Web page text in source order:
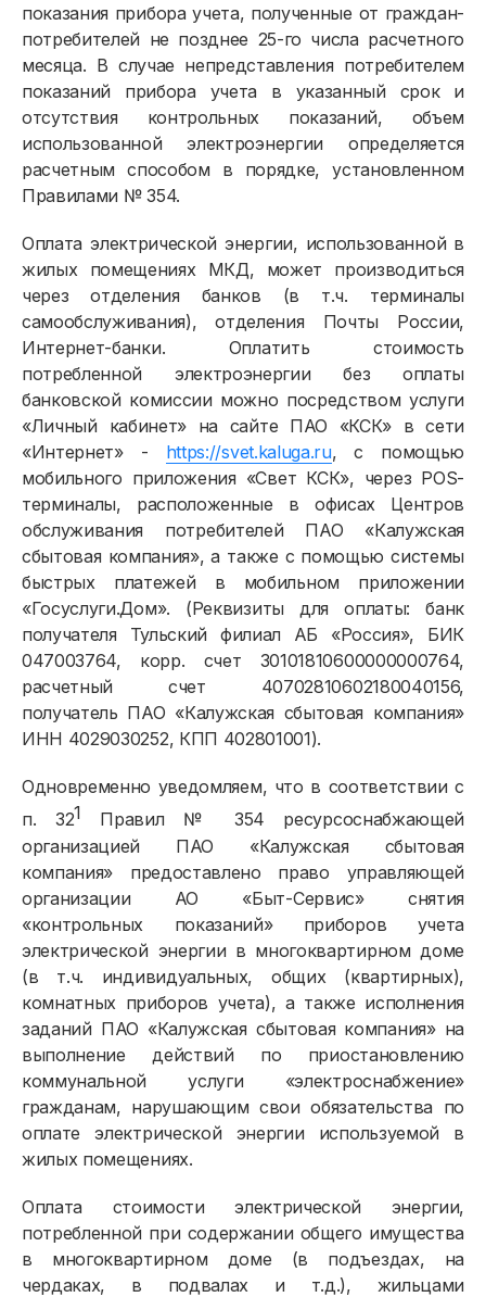
показания прибора учета, полученные от граждан-
потребителей не позднее 25-го числа расчетного
месяца. В случае непредставления потребителем
показаний прибора учета в указанный срок и
отсутствия контрольных показаний, объем
использованной электроэнергии определяется
расчетным способом в порядке, установленном
Правилами № 354.
Оплата электрической энергии, использованной в
жилых помещениях МКД, может производиться
через отделения банков (в т.ч. терминалы
самообслуживания), отделения Почты России,
Интернет-банки. Оплатить стоимость
потребленной электроэнергии без оплаты
банковской комиссии можно посредством услуги
«Личный кабинет» на сайте ПАО «КСК» в сети
«Интернет» - https://svet.kaluga.ru, с помощью
мобильного приложения «Свет КСК», через POS-
терминалы, расположенные в офисах Центров
обслуживания потребителей ПАО «Калужская
сбытовая компания», а также с помощью системы
быстрых платежей в мобильном приложении
«Госуслуги.Дом». (Реквизиты для оплаты: банк
получателя Тульский филиал АБ «Россия», БИК
047003764, корр. счет 30101810600000000764,
расчетный счет 40702810602180040156,
получатель ПАО «Калужская сбытовая компания»
ИНН 4029030252, КПП 402801001).
Одновременно уведомляем, что в соответствии с
п. 321 Правил № 354 ресурсоснабжающей
организацией ПАО «Калужская сбытовая
компания» предоставлено право управляющей
организации АО «Быт-Сервис» снятия
«контрольных показаний» приборов учета
электрической энергии в многоквартирном доме
(в т.ч. индивидуальных, общих (квартирных),
комнатных приборов учета), а также исполнения
заданий ПАО «Калужская сбытовая компания» на
выполнение действий по приостановлению
коммунальной услуги «электроснабжение»
гражданам, нарушающим свои обязательства по
оплате электрической энергии используемой в
жилых помещениях.
Оплата стоимости электрической энергии,
потребленной при содержании общего имущества
в многоквартирном доме (в подъездах, на
чердаках, в подвалах и т.д.), жильцами
Расчёты и оплата
Приборы учёта и показания
Должникам
Онлайн-сервисы
Полезное